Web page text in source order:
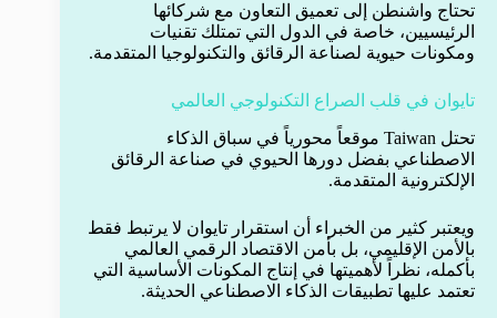
تحتاج واشنطن إلى تعميق التعاون مع شركائها
الرئيسيين، خاصة في الدول التي تمتلك تقنيات
ومكونات حيوية لصناعة الرقائق والتكنولوجيا المتقدمة.
تايوان في قلب الصراع التكنولوجي العالمي
تحتل Taiwan موقعاً محورياً في سباق الذكاء
الاصطناعي بفضل دورها الحيوي في صناعة الرقائق
الإلكترونية المتقدمة.
ويعتبر كثير من الخبراء أن استقرار تايوان لا يرتبط فقط
بالأمن الإقليمي، بل بأمن الاقتصاد الرقمي العالمي
بأكمله، نظراً لأهميتها في إنتاج المكونات الأساسية التي
تعتمد عليها تطبيقات الذكاء الاصطناعي الحديثة.